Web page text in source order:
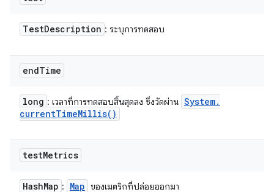
TestDescription : ระบุการทดสอบ
endTime
long : เวลาที่การทดสอบสิ้นสุดลง ซึ่งวัดผ่าน System.
currentTimeMillis( )
testMetrics
HashMap : Map ของเมตริกที่ปล่อยออกมา